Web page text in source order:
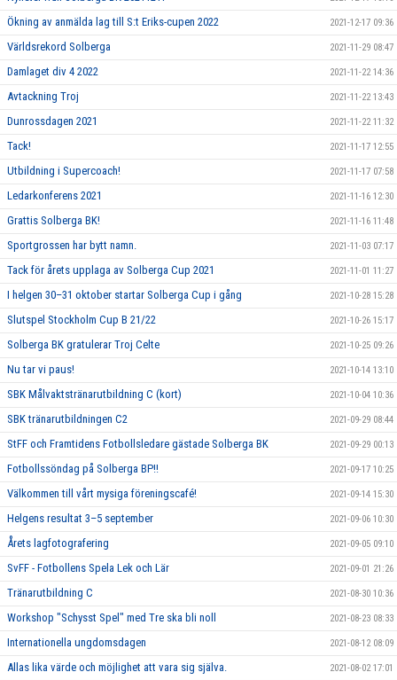
Ökning av anmälda lag till S:t Eriks-cupen 2022 2021-12-17 09:36
Världsrekord Solberga 2021-11-29 08:47
Damlaget div 4 2022 2021-11-22 14:36
Avtackning Troj 2021-11-22 13:43
Dunrossdagen 2021 2021-11-22 11:32
Tack! 2021-11-17 12:55
Utbildning i Supercoach! 2021-11-17 07:58
Ledarkonferens 2021 2021-11-16 12:30
Grattis Solberga BK! 2021-11-16 11:48
Sportgrossen har bytt namn. 2021-11-03 07:17
Tack för årets upplaga av Solberga Cup 2021 2021-11-01 11:27
I helgen 30–31 oktober startar Solberga Cup i gång 2021-10-28 15:28
Slutspel Stockholm Cup B 21/22 2021-10-26 15:17
Solberga BK gratulerar Troj Celte 2021-10-25 09:26
Nu tar vi paus! 2021-10-14 13:10
SBK Målvaktstränarutbildning C (kort) 2021-10-04 10:36
SBK tränarutbildningen C2 2021-09-29 08:44
StFF och Framtidens Fotbollsledare gästade Solberga BK 2021-09-29 00:13
Fotbollssöndag på Solberga BP!! 2021-09-17 10:25
Välkommen till vårt mysiga föreningscafé! 2021-09-14 15:30
Helgens resultat 3–5 september 2021-09-06 10:30
Årets lagfotografering 2021-09-05 09:10
SvFF - Fotbollens Spela Lek och Lär 2021-09-01 21:26
Tränarutbildning C 2021-08-30 10:36
Workshop "Schysst Spel" med Tre ska bli noll 2021-08-23 08:33
Internationella ungdomsdagen 2021-08-12 08:09
Allas lika värde och möjlighet att vara sig själva. 2021-08-02 17:01